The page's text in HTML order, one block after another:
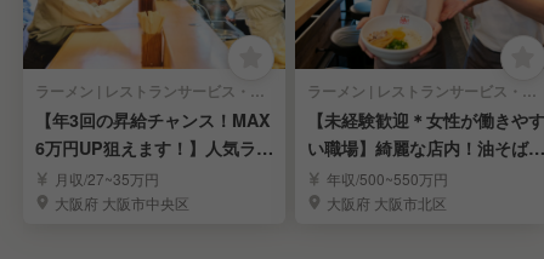
ラーメン | レストランサービス・ホールスタッフ
【年3回の昇給チャンス！MAX
6万円UP狙えます！】人気ラー
メンの社員募集
月収/27~35万円
大阪府 大阪市中央区
ラーメン | レストランサービス・ホールスタッフ
【未経験歓迎＊女性が働きやす
い職場】綺麗な店内！油そば専
門店のスタッフ募集
年収/500~550万円
大阪府 大阪市北区